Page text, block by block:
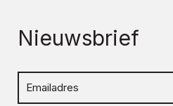
Nieuwsbrief